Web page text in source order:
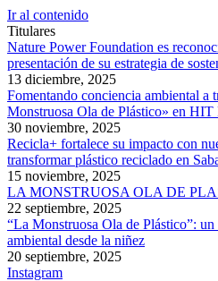
Ir al contenido
Titulares
Nature Power Foundation es
presentación de su estrategia de
13 diciembre, 2025
Fomentando conciencia ambiental a
Monstruosa Ola de Plástico» en HIT
30 noviembre, 2025
Recicla+ fortalece su impacto con
transformar plástico reciclado en
15 noviembre, 2025
LA MONSTRUOSA OLA DE
22 septiembre, 2025
“La Monstruosa Ola de Plástico”:
ambiental desde la niñez
20 septiembre, 2025
Instagram